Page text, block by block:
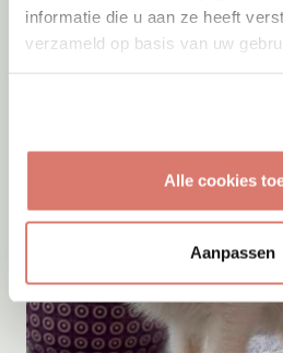
informatie die u aan ze heeft
verzameld op basis van uw
Alle cookies
Aanpassen